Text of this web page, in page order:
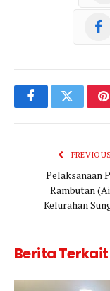
FacebookTwitter
Pelaksanaan
Rambutan
Kelurahan
Berita Terkait